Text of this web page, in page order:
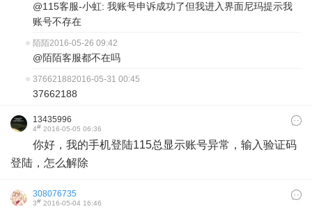
@115客服-小虹: 我账号申诉成功了但我进入界面尼玛提示我
账号不存在
陌陌2016-05-26 09:42
@陌陌客服都不在吗
376621882016-05-31 00:45
37662188
13435996
4# 2016-05-05 06:36
你好，我的手机登陆115总显示账号异常，输入验证码
登陆，怎么解除
308076735
3# 2016-05-04 16:46